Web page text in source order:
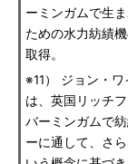
ーミンガムで生
ための水力紡績
取得。
※11） ジョン・
は、英国リッチ
バーミンガムで
ーに通して、さ